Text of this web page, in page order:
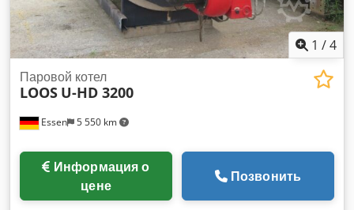
1 /4
Essen 5 550 km
Паровой котел
LOOS U-HD 3200
цене
Позвонить